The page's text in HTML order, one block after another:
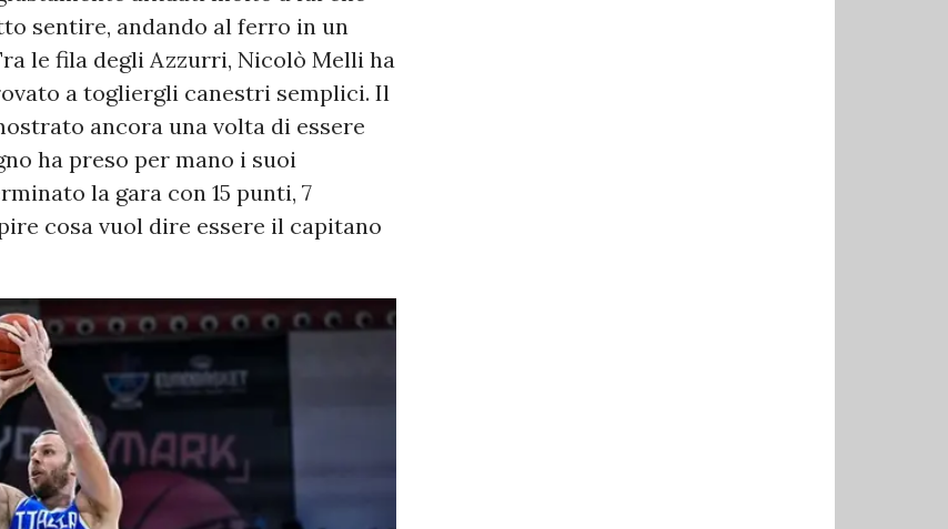
sentire, andando al ferro in un
le fila degli Azzurri, Nicolò Melli ha
a togliergli canestri semplici. Il
ancora una volta di essere
ha preso per mano i suoi
la gara con 15 punti, 7
cosa vuol dire essere il capitano